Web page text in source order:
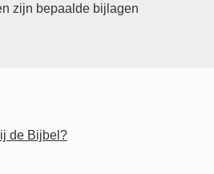
zijn bepaalde bijlagen
de Bijbel?